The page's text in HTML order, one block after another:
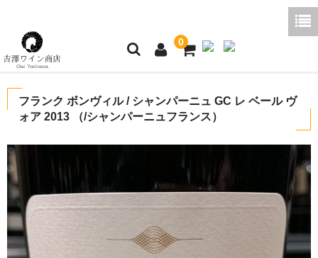
0
ご利用ガイド
好みから探す
ブログコラム
よくあるご質問
フランク ボンヴィル / シャンパーニュ GC レ ベール ヴ
ォア 2013 （/シャンパーニュフランス）